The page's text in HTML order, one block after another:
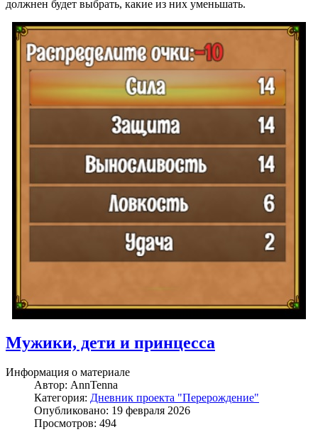
должнен будет выбрать, какие из них уменьшать.
Мужики, дети и принцесса
Информация о материале
Автор: AnnTenna
Категория: Дневник проекта "Перерождение"
Опубликовано: 19 февраля 2026
Просмотров: 494